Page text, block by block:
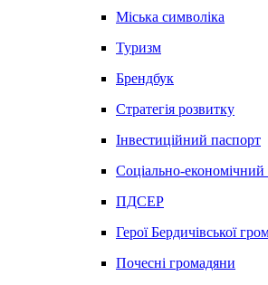
Міська символіка
Туризм
Брендбук
Стратегія розвитку
Інвестиційний паспорт
Соціально-економічний
ПДСЕР
Герої Бердичівської
Почесні громадяни